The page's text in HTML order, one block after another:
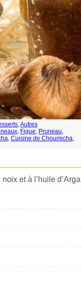
,Autres
, Figue, Pruneau,
, Cuisine de Choumicha,
et à l’huile